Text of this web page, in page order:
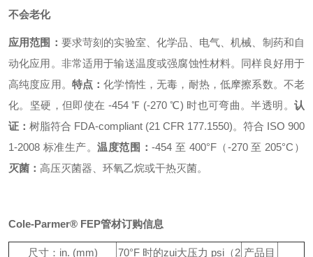
不会老化
应用范围： 要求苛刻的实验室、化学品、电气、机械、制药和自
动化应用。非常适用于输送温度或强腐蚀性材料。同样良好用于
高纯度应用。 特点：化学惰性，无毒，耐热，低摩擦系数。不老
化。坚硬，但即使在 -454 ℉ (-270 ℃) 时也可弯曲。半透明。 认
证： 树脂符合 FDA-compliant (21 CFR 177.1550)。符合 ISO 900
1-2008 标准生产。温度范围：-454 至 400°F（-270 至 205°C）
灭菌： 高压灭菌器、环氧乙烷或干热灭菌。
Cole-Parmer® FEP管材订购信息
尺寸：in. (mm) 70°F 时的zui大压力 psi（2 产品目